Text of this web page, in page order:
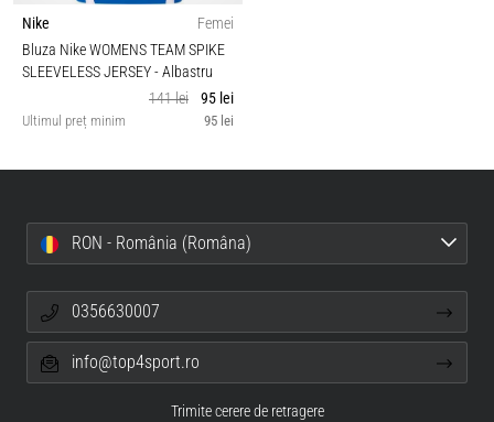
Nike
Femei
Bluza Nike WOMENS TEAM SPIKE
SLEEVELESS JERSEY- Albastru
141 lei
95 lei
Ultimul preț minim 95 lei
RON - România (Româna)
0356630007
info@top4sport.ro
Trimite cerere de retragere